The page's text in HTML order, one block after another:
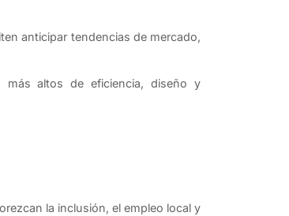
anticipar tendencias de mercado,
más altos de eficiencia, diseño y
la inclusión, el empleo local y